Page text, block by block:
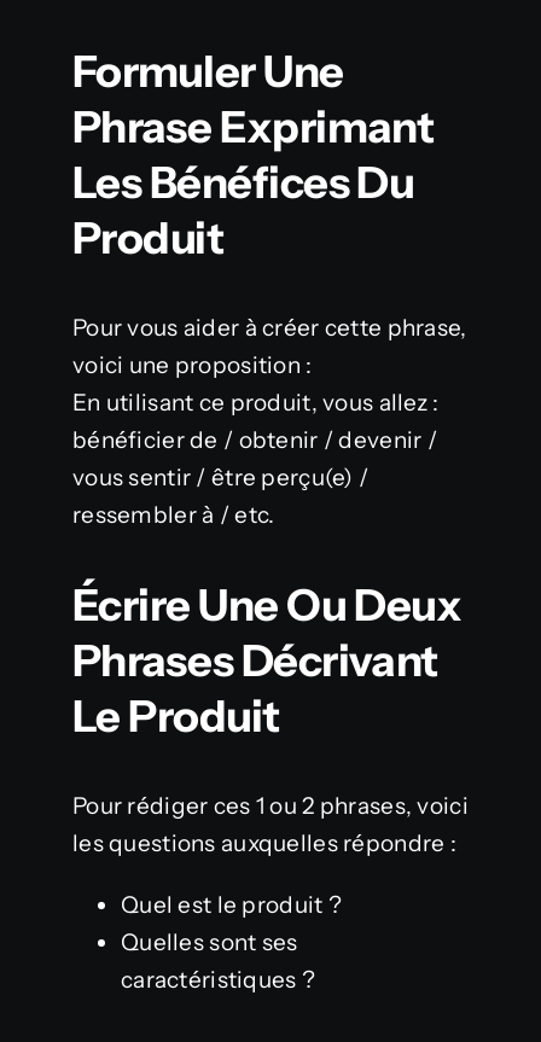
Formuler Une
Phrase Exprimant
Les Bénéfices Du
Produit
Pour vous aider à créer cette phrase,
voici une proposition :
En utilisant ce produit, vous allez :
bénéficier de / obtenir / devenir /
vous sentir / être perçu(e) /
ressembler à / etc.
Écrire Une Ou Deux
Phrases Décrivant
Le Produit
Pour rédiger ces 1 ou 2 phrases, voici
les questions auxquelles répondre :
Quel est le produit ?
Quelles sont ses
caractéristiques ?